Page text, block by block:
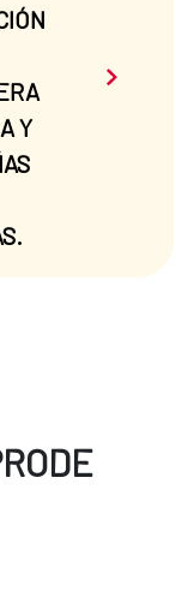
Y
Saber